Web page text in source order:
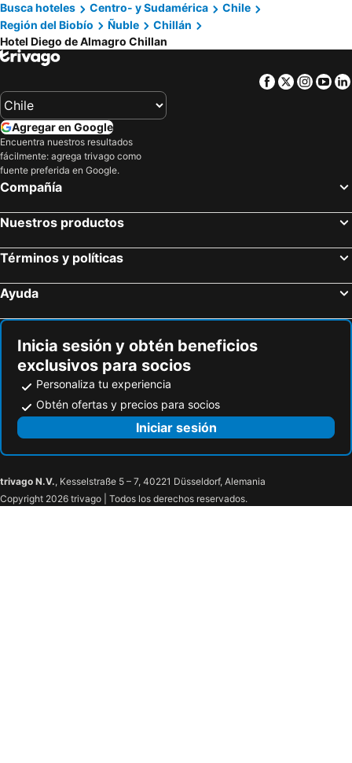
Busca hoteles
Centro- y Sudamérica
Chile
Región del Biobío
Ñuble
Chillán
Hotel Diego de Almagro Chillan
Facebook
Twitter
Agregar en Google
Encuentra nuestros resultados
fácilmente: agrega trivago como
fuente preferida en Google.
Compañía
Nuestros productos
Términos y políticas
Ayuda
Inicia sesión y obtén beneficios
exclusivos para socios
Personaliza tu experiencia
Obtén ofertas y precios para socios
Iniciar sesión
trivago N.V., Kesselstraße 5 – 7, 40221 Düsseldorf, Alemania
Copyright 2026 trivago | Todos los derechos reservados.